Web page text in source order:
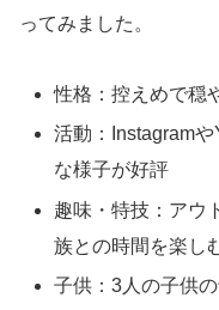
ってみました。
性格：控えめで穏
活動：Instagram
な様子が好評
趣味・特技：アウ
族との時間を楽し
子供：3人の子供